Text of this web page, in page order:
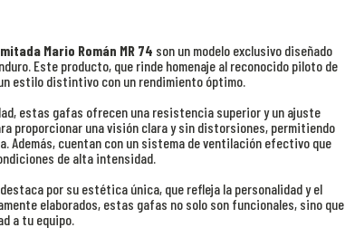
Mario Román MR 74 son un modelo exclusivo diseñado
Este producto, que rinde homenaje al reconocido piloto de
estilo distintivo con un rendimiento óptimo.
estas gafas ofrecen una resistencia superior y un ajuste
proporcionar una visión clara y sin distorsiones, permitiendo
Además, cuentan con un sistema de ventilación efectivo que
de alta intensidad.
destaca por su estética única, que refleja la personalidad y el
elaborados, estas gafas no solo son funcionales, sino que
a tu equipo.